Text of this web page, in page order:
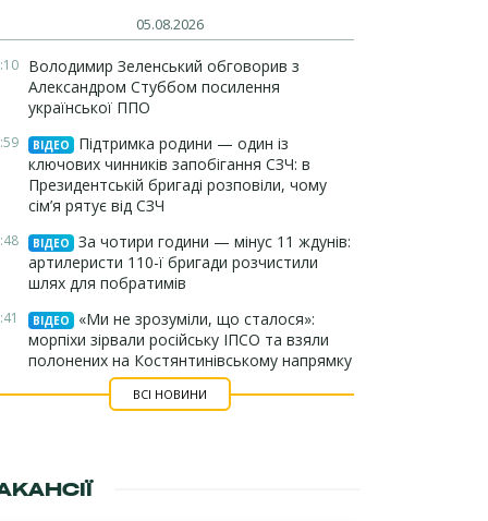
05.08.2026
Володимир Зеленський обговорив з
Александром Стуббом посилення
української ППО
ВІДЕО
Підтримка родини — один із
ключових чинників запобігання СЗЧ: в
Президентській бригаді розповіли, чому
сім’я рятує від СЗЧ
ВІДЕО
За чотири години — мінус 11 ждунів:
артилеристи 110-ї бригади розчистили
шлях для побратимів
ВІДЕО
«Ми не зрозуміли, що сталося»:
морпіхи зірвали російську ІПСО та взяли
полонених на Костянтинівському напрямку
ВСІ НОВИНИ